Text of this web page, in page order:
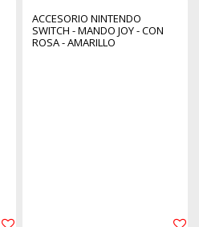
ACCESORIO NINTENDO
SWITCH - MANDO JOY - CON
ROSA - AMARILLO